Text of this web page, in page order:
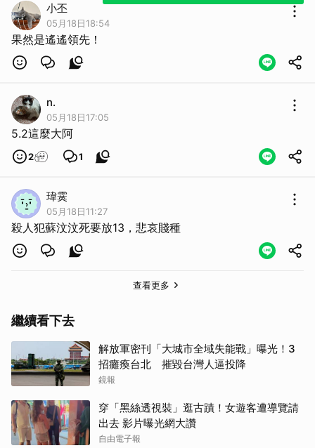
小丕
05月18日18:54
果然是遙遙領先！
n.
05月18日17:05
5.2這麼大阿
2 1
瑋霙
05月18日11:27
殺人犯蘇汶汶死要放13，悲哀賤種
查看更多
繼續看下去
解放軍密刊「大城市全域失能戰」曝光！3
招癱瘓台北 摧毀台灣人逼投降
鏡報
穿「黑絲透視裝」逛古蹟！女遊客遭導覽請
出去 影片曝光網大讚
自由電子報